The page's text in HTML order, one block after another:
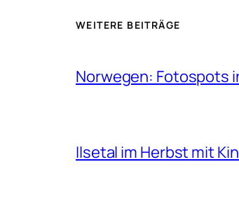
WEITERE BEITRÄGE
Norwegen: Fotospots
Ilsetal im Herbst mit